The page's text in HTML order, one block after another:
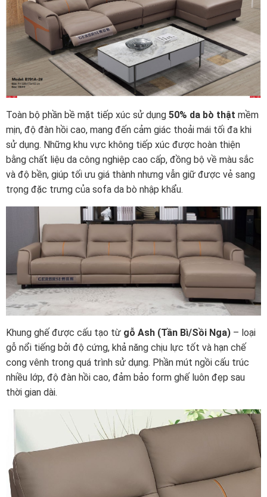
Toàn bộ phần bề mặt tiếp xúc sử dụng 50% da bò thật mềm
mịn, độ đàn hồi cao, mang đến cảm giác thoải mái tối đa khi
sử dụng. Những khu vực không tiếp xúc được hoàn thiện
bằng chất liệu da công nghiệp cao cấp, đồng bộ về màu sắc
và độ bền, giúp tối ưu giá thành nhưng vẫn giữ được vẻ sang
trọng đặc trưng của sofa da bò nhập khẩu.
Khung ghế được cấu tạo từ gỗ Ash (Tần Bì/Sồi Nga) – loại
gỗ nổi tiếng bởi độ cứng, khả năng chịu lực tốt và hạn chế
cong vênh trong quá trình sử dụng. Phần mút ngồi cấu trúc
nhiều lớp, độ đàn hồi cao, đảm bảo form ghế luôn đẹp sau
thời gian dài.